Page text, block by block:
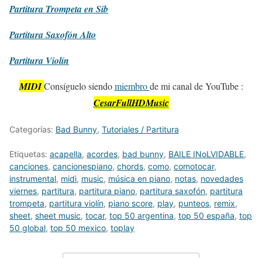
Partitura Trompeta en Sib
PartituraSaxofón Alto
Partitura Violín
MIDI Consíguelo siendomiembrode mi canal de YouTube :
CesarFullHDMusic
Categorías: Bad Bunny, Tutoriales / Partitura
Etiquetas: acapella, acordes, bad bunny, BAILE INoLVIDABLE,
canciones, cancionespiano, chords, como, comotocar,
instrumental, midi, music, música en piano, notas, novedades
viernes, partitura, partitura piano, partitura saxofón, partitura
trompeta, partitura violín, piano score, play, punteos, remix,
sheet, sheet music, tocar, top 50 argentina, top 50 españa, top
50 global, top 50 mexico, toplay